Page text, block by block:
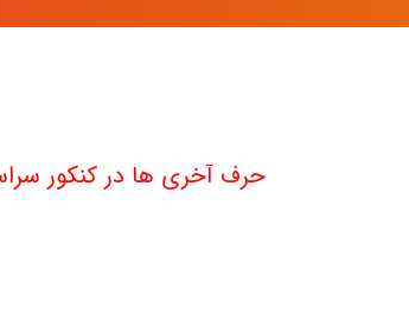
حرف آخری ها در کنکور سراسری 98 واقعا کاری کردند کارستان ، ما در ادامه این مطلب بخشی از رتبه های برتر کنکور